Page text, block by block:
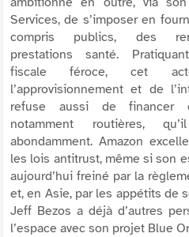
Services, de s’imposer en
compris publics, des
prestations santé.
fiscale féroce, cet
l’approvisionnement et de
refuse aussi de financer
notamment routières,
abondamment. Amazon
les lois antitrust, même si son
aujourd’hui freiné par la
et, en Asie, par les appétits de
Jeff Bezos a déjà d’autres
l’espace avec son projet Blue